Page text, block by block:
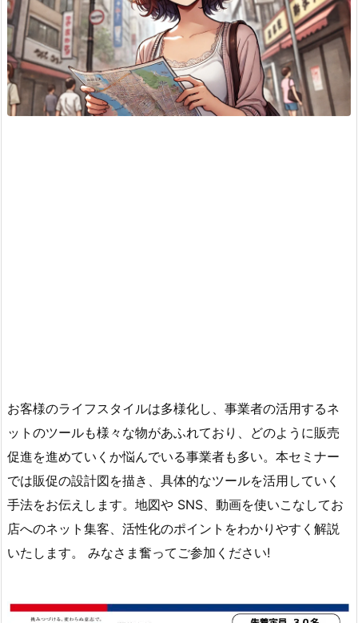
お客様のライフスタイルは多様化し、事業者の活用するネ
ットのツールも様々な物があふれており、どのように販売
促進を進めていくか悩んでいる事業者も多い。本セミナー
では販促の設計図を描き、具体的なツールを活用していく
手法をお伝えします。地図や SNS、動画を使いこなしてお
店へのネット集客、活性化のポイントをわかりやすく解説
いたします。 みなさま奮ってご参加ください!